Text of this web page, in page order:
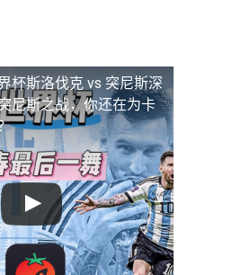
杯斯洛伐克 vs 突尼斯深
尼斯之战，你还在为卡